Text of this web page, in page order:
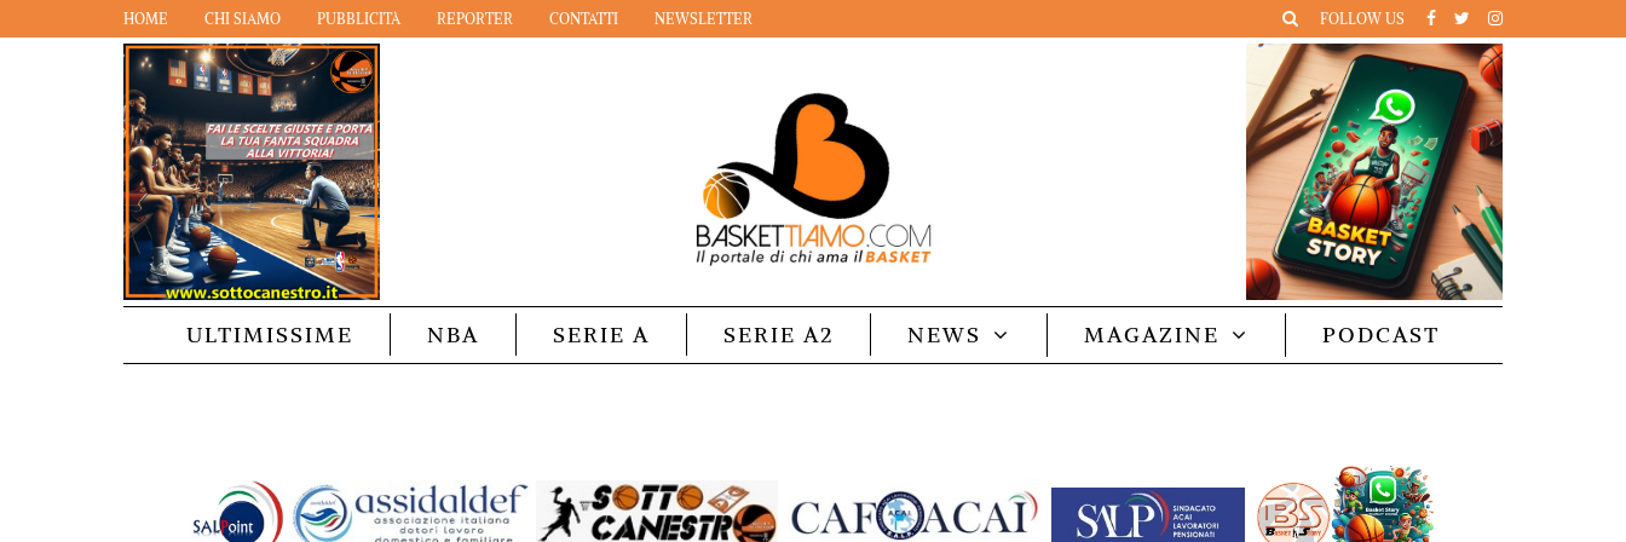
HOME CHI SIAMO PUBBLICITÀ REPORTER CONTATTI NEWSLETTER FOLLOW US
ULTIMISSIME NBA SERIE A SERIE A2 NEWS MAGAZINE PODCAST